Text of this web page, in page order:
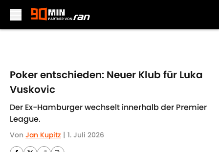
Poker entschieden: Neuer Klub für Luka
Vuskovic
Der Ex-Hamburger wechselt innerhalb der Premier
League.
Von Jan Kupitz | 1. Juli 2026